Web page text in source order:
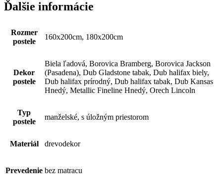
produktu.
variantov.
môžete
vybrať
stránke
produktu.
Ďalšie informácie
Rozmer
postele
160x200cm, 180x200cm
Dekor
postele
Biela ľadová, Borovica Bramberg, Borovica Jackson
(Pasadena), Dub Gladstone tabak, Dub halifax biely,
Dub halifax prírodný, Dub halifax tabak, Dub Kansas
Hnedý, Metallic Fineline Hnedý, Orech Lincoln
Typ
postele
manželské, s úložným priestorom
Materiál drevodekor
Prevedenie bez matracu